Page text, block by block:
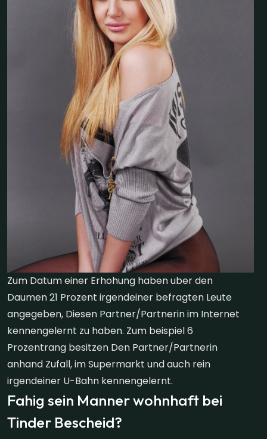
Zum Datum einer Erhohung haben uber den
Daumen 21 Prozent irgendeiner befragten Leute
angegeben, Diesen Partner/Partnerin im Internet
kennengelernt zu haben. Zum beispiel 6
Prozentrang besitzen Den Partner/Partnerin
anhand Zufall, im Supermarkt und auch rein
irgendeiner U-Bahn kennengelernt.
Fahig sein Manner wohnhaft bei
Tinder Bescheid?